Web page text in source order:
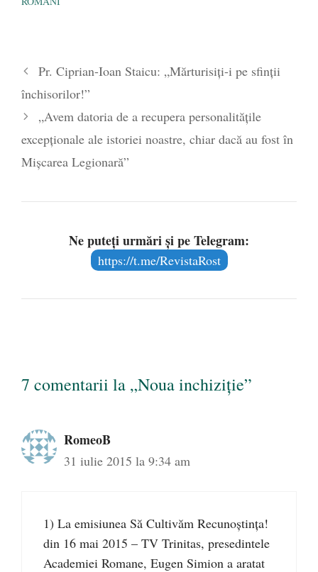
„Dispariţia” SUA din
Pr. Ciprian-Ioan Staicu: „Mărturisiţi-i pe sfinţii
închisorilor!”
„Avem datoria de a recupera personalităţile
excepţionale ale istoriei noastre, chiar dacă au fost în
Mişcarea Legionară”
Ne puteți urmări și pe Telegram:
https://t.me/RevistaRost
7 comentarii la „Noua inchiziţie”
RomeoB
31 iulie 2015 la 9:34 am
1) La emisiunea Să Cultivăm Recunoștința!
din 16 mai 2015 – TV Trinitas, presedintele
Academiei Romane, Eugen Simion a aratat